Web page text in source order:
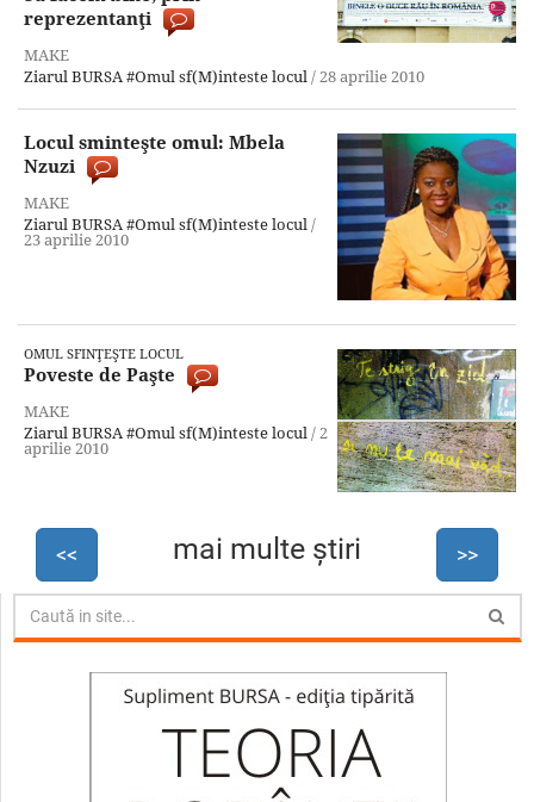
reprezentanţi
MAKE
Ziarul BURSA#Omul sf(M)inteste locul/28 aprilie 2010
Locul sminteşte omul: Mbela
Nzuzi
MAKE
Ziarul BURSA#Omul sf(M)inteste locul/
23 aprilie 2010
OMUL SFINŢEŞTE LOCUL
Poveste de Paşte
MAKE
Ziarul BURSA#Omul sf(M)inteste locul/2
aprilie 2010
<< mai multe ştiri >>